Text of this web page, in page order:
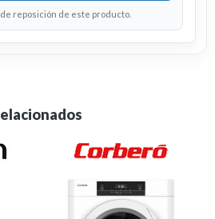
reposición de este producto.